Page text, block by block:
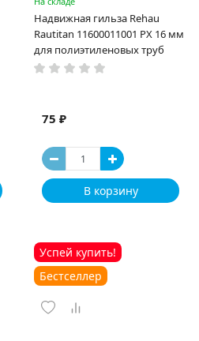
Надвижная гильза Rehau
Rautitan 11600011001 PX 16 мм
для полиэтиленовых труб
75 ₽
В корзину
Успей купить!
Бестселлер